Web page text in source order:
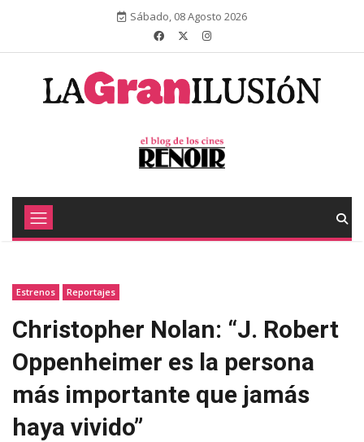
Sábado, 08 Agosto 2026
Estrenos Reportajes
Christopher Nolan: “J. Robert
Oppenheimer es la persona
más importante que jamás
haya vivido”